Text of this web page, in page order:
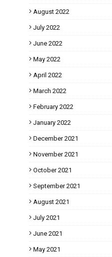
August 2022
July 2022
June 2022
May 2022
April 2022
March 2022
February 2022
January 2022
December 2021
November 2021
October 2021
September 2021
August 2021
July 2021
June 2021
May 2021